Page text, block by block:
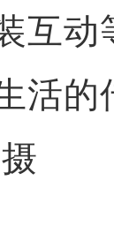
互动
活的